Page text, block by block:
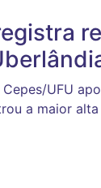
UFU
a maior alta